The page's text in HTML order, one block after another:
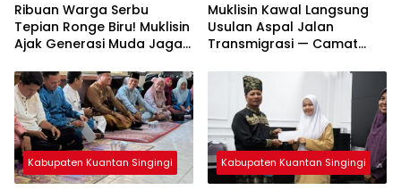
Ribuan Warga Serbu
Tepian Ronge Biru! Muklisin
Ajak Generasi Muda Jaga
Muklisin Kawal Langsung
Usulan Aspal Jalan
Transmigrasi — Camat
Kabupaten Kuantan Singingi Kabupaten Kuantan Singingi